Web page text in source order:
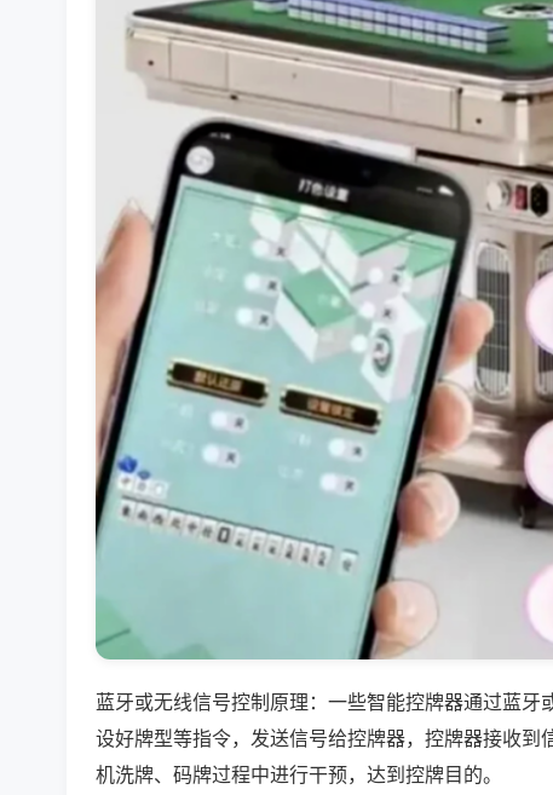
蓝牙或无线信号控制原理：一些智能控牌器通过蓝
设好牌型等指令，发送信号给控牌器，控牌器接收
机洗牌、码牌过程中进行干预，达到控牌目的。